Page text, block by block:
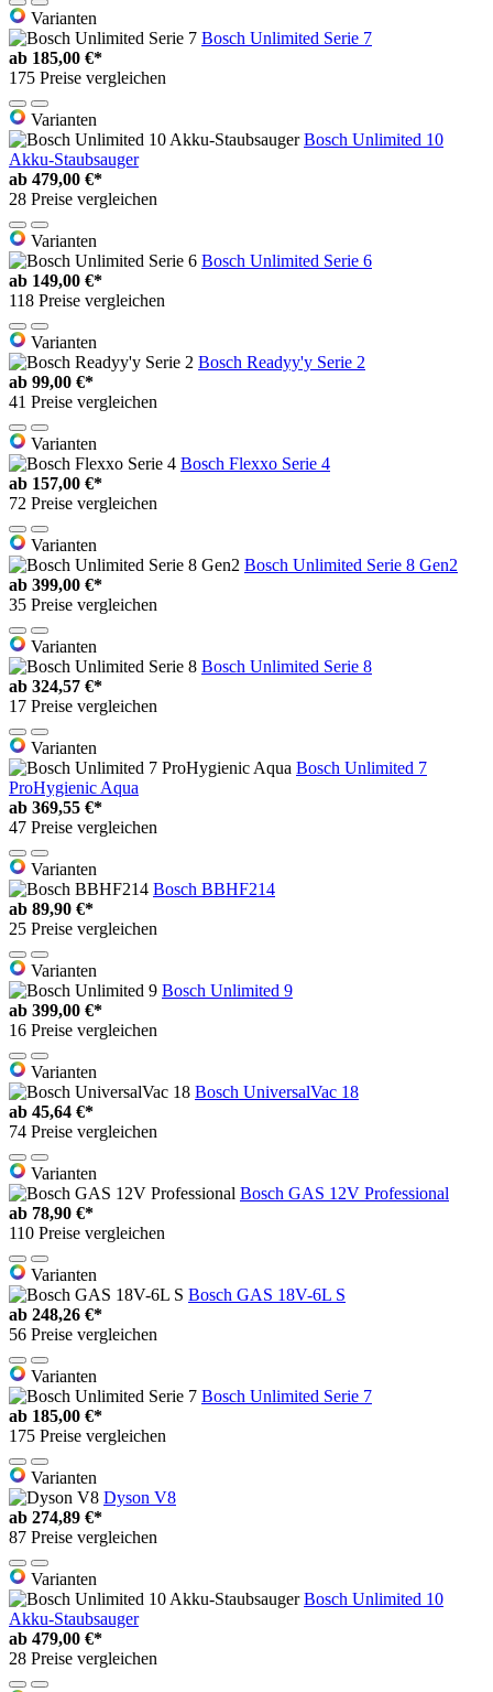
Varianten
Bosch Unlimited Serie 7
ab 185,00 €*
175 Preise vergleichen
Varianten
Bosch Unlimited 10
Akku-Staubsauger
ab 479,00 €*
28 Preise vergleichen
Varianten
Bosch Unlimited Serie 6
ab 149,00 €*
118 Preise vergleichen
Varianten
Bosch Readyy'y Serie 2
ab 99,00 €*
41 Preise vergleichen
Varianten
Bosch Flexxo Serie 4
ab 157,00 €*
72 Preise vergleichen
Varianten
Bosch Unlimited Serie 8 Gen2
ab 399,00 €*
35 Preise vergleichen
Varianten
Bosch Unlimited Serie 8
ab 324,57 €*
17 Preise vergleichen
Varianten
Bosch Unlimited 7
ProHygienic Aqua
ab 369,55 €*
47 Preise vergleichen
Varianten
Bosch BBHF214
ab 89,90 €*
25 Preise vergleichen
Varianten
Bosch Unlimited 9
ab 399,00 €*
16 Preise vergleichen
Varianten
Bosch UniversalVac 18
ab 45,64 €*
74 Preise vergleichen
Varianten
Bosch GAS 12V Professional
ab 78,90 €*
110 Preise vergleichen
Varianten
Bosch GAS 18V-6L S
ab 248,26 €*
56 Preise vergleichen
Varianten
Bosch Unlimited Serie 7
ab 185,00 €*
175 Preise vergleichen
Varianten
Dyson V8
ab 274,89 €*
87 Preise vergleichen
Varianten
Bosch Unlimited 10
Akku-Staubsauger
ab 479,00 €*
28 Preise vergleichen